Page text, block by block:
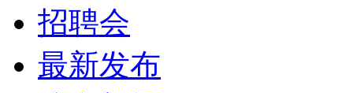
招聘会
最新发布